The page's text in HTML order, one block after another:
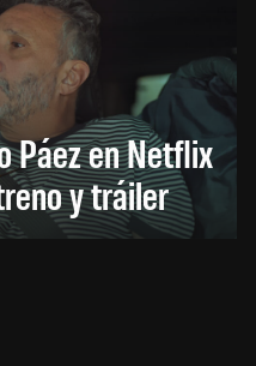
Páez en Netflix
y tráiler